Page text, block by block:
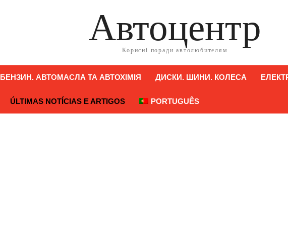
Автоцентр
Корисні поради автолюбителям
БЕНЗИН. АВТОМАСЛА ТА АВТОХІМІЯ ДИСКИ. ШИНИ. КОЛЕСА
ÚLTIMAS NOTÍCIAS E ARTIGOS PORTUGUÊS